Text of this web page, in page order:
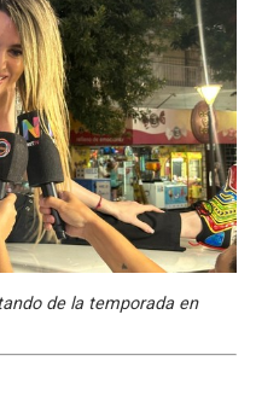
de la temporada en